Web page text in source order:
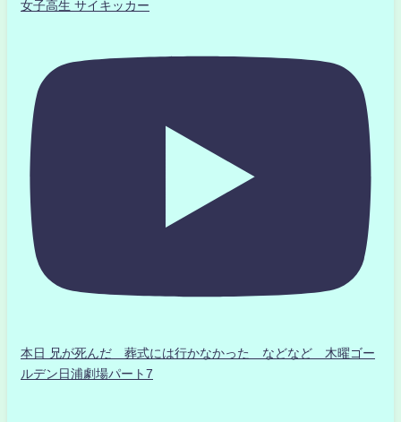
女子高生 サイキッカー
本日 兄が死んだ 葬式には行かなかった などなど 木曜ゴー
ルデン日浦劇場パート7